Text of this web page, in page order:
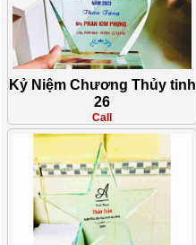
Kỷ Niệm Chương Thủy tinh
26
Call